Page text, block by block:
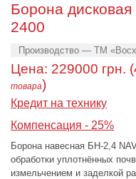
Борона
2400
Производство — ТМ
Цена: 229000 грн.
товара)
Кредит на технику
Компенсация - 25%
Борона навесная БН-2,4
обработки уплотнённых
измельчением и заделкой